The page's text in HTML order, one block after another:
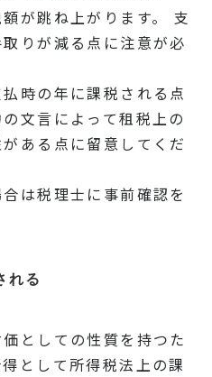
が跳ね上がります。 支
りが減る点に注意が必
時の年に課税される点
文言によって租税上の
ある点に留意してくだ
は税理士に事前確認を
れる
としての性質を持つた
として所得税法上の課